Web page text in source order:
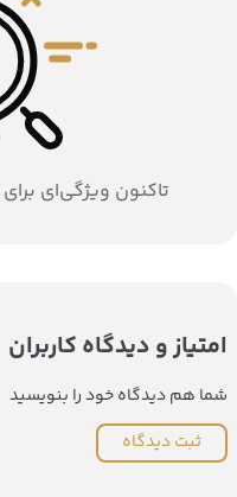
تاکنون ویژگی‌ای
امتیاز و دیدگاه کاربران
شما هم دیدگاه خود را بنویسید
ثبت دیدگاه